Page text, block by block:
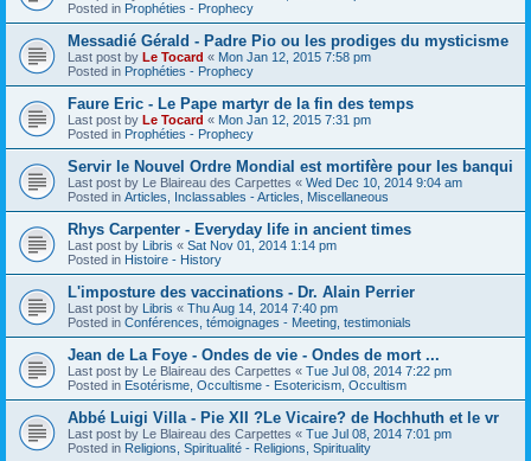
Posted in Prophéties - Prophecy
Messadié Gérald - Padre Pio ou les prodiges du mysticisme
Last post by Le Tocard « Mon Jan 12, 2015 7:58 pm
Posted in Prophéties - Prophecy
Faure Eric - Le Pape martyr de la fin des temps
Last post by Le Tocard « Mon Jan 12, 2015 7:31 pm
Posted in Prophéties - Prophecy
Servir le Nouvel Ordre Mondial est mortifère pour les banqui
Last post by Le Blaireau des Carpettes « Wed Dec 10, 2014 9:04 am
Posted in Articles, Inclassables - Articles, Miscellaneous
Rhys Carpenter - Everyday life in ancient times
Last post by Libris « Sat Nov 01, 2014 1:14 pm
Posted in Histoire - History
L'imposture des vaccinations - Dr. Alain Perrier
Last post by Libris « Thu Aug 14, 2014 7:40 pm
Posted in Conférences, témoignages - Meeting, testimonials
Jean de La Foye - Ondes de vie - Ondes de mort ...
Last post by Le Blaireau des Carpettes « Tue Jul 08, 2014 7:22 pm
Posted in Esotérisme, Occultisme - Esotericism, Occultism
Abbé Luigi Villa - Pie XII ?Le Vicaire? de Hochhuth et le vr
Last post by Le Blaireau des Carpettes « Tue Jul 08, 2014 7:01 pm
Posted in Religions, Spiritualité - Religions, Spirituality